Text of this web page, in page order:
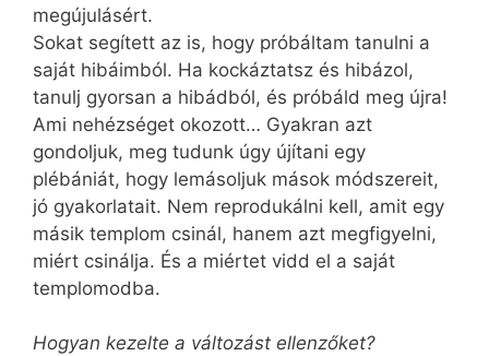
megújulásért.
Sokat segített az is, hogy próbáltam tanulni a
saját hibáimból. Ha kockáztatsz és hibázol,
tanulj gyorsan a hibádból, és próbáld meg újra!
Ami nehézséget okozott… Gyakran azt
gondoljuk, meg tudunk úgy újítani egy
plébániát, hogy lemásoljuk mások módszereit,
jó gyakorlatait. Nem reprodukálni kell, amit egy
másik templom csinál, hanem azt megfigyelni,
miért csinálja. És a miértet vidd el a saját
templomodba.
Hogyan kezelte a változást ellenzőket?